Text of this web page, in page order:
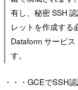
有し、秘密 SSH
レットを作成する
Dataform サービ
す。
・・・GCEでSSH